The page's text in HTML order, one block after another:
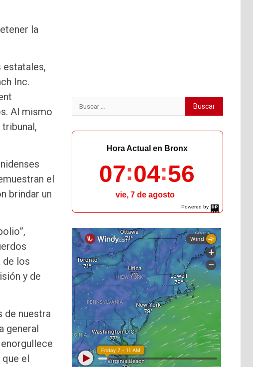
la
estatales,
Inc.
Al mismo
el
brindar un
de los
y de
de nuestra
general
el
Buscar:
Powered by
DaysPedia.com
Hora Actual en Bronx
07 04 57
vie, 7 de agosto